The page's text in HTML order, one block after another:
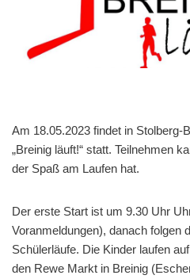
Am 18.05.2023 findet in Stolberg-
„Breinig läuft!“ statt. Teilnehmen
der Spaß am Laufen hat.
Der erste Start ist um 9.30 Uhr
Voranmeldungen), danach folgen
Schülerläufe. Die Kinder laufen
den Rewe Markt in Breinig